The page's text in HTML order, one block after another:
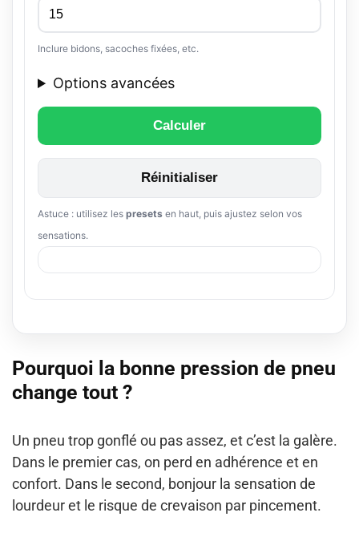
Inclure bidons, sacoches fixées, etc.
Options avancées
Calculer
Réinitialiser
Astuce : utilisez les presets en haut, puis ajustez selon vos
sensations.
Pourquoi la bonne pression de pneu
change tout ?
Un pneu trop gonflé ou pas assez, et c’est la galère.
Dans le premier cas, on perd en adhérence et en
confort. Dans le second, bonjour la sensation de
lourdeur et le risque de crevaison par pincement.